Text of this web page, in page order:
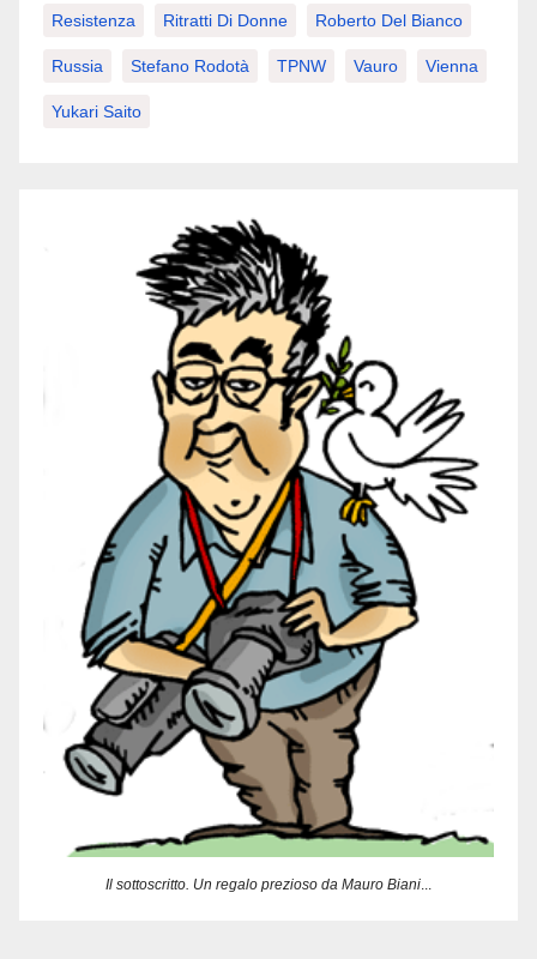
Resistenza Ritratti Di Donne Roberto Del Bianco
Russia Stefano Rodotà TPNW Vauro Vienna
Yukari Saito
Il sottoscritto. Un regalo prezioso da Mauro Biani